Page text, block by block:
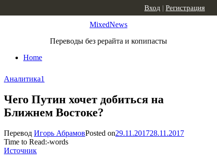
MixedNews
Переводы без рерайта и копипасты
Home
Вход | Регистрация
Аналитика1
Чего Путин хочет добиться на
Ближнем Востоке?
Перевод Игорь АбрамовPosted on29.11.201728.11.2017
Time to Read:-words
Источник